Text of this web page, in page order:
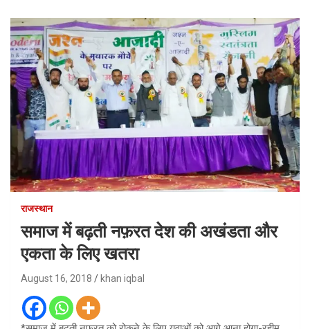
राजस्थान
समाज में बढ़ती नफ़रत देश की अखंडता और
एकता के लिए खतरा
August 16, 2018 khan iqbal